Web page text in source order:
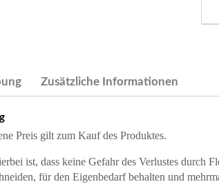
/
72
cm
Zusätzliche Informationen
Preis gilt zum Kauf des Produktes.
ist, dass keine Gefahr des Verlustes durch
für den Eigenbedarf behalten und